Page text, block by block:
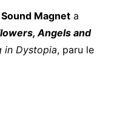
Magneta
Angels and
in Dystopia, paru le